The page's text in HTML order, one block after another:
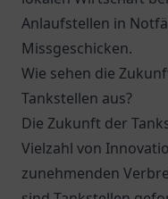
Anlaufstellen in
Missgeschicken.
Wie sehen die
Tankstellen aus?
Die Zukunft der
Vielzahl von
zunehmenden